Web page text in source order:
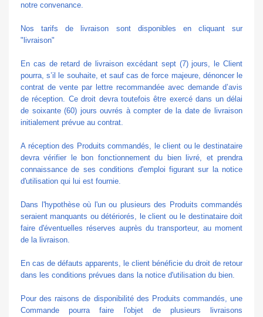
notre convenance.
Nos tarifs de livraison sont disponibles en cliquant sur
"livraison"
En cas de retard de livraison excédant sept (7) jours, le Client
pourra, s’il le souhaite, et sauf cas de force majeure, dénoncer le
contrat de vente par lettre recommandée avec demande d’avis
de réception. Ce droit devra toutefois être exercé dans un délai
de soixante (60) jours ouvrés à compter de la date de livraison
initialement prévue au contrat.
A réception des Produits commandés, le client ou le destinataire
devra vérifier le bon fonctionnement du bien livré, et prendra
connaissance de ses conditions d'emploi figurant sur la notice
d'utilisation qui lui est fournie.
Dans l'hypothèse où l'un ou plusieurs des Produits commandés
seraient manquants ou détériorés, le client ou le destinataire doit
faire d'éventuelles réserves auprès du transporteur, au moment
de la livraison.
En cas de défauts apparents, le client bénéficie du droit de retour
dans les conditions prévues dans la notice d'utilisation du bien.
Pour des raisons de disponibilité des Produits commandés, une
Commande pourra faire l'objet de plusieurs livraisons